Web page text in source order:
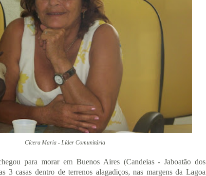
Cícera Maria - Líder Comunitária
para morar em Buenos Aires (Candeias - Jaboatão dos
3 casas dentro de terrenos alagadiços, nas margens da Lagoa